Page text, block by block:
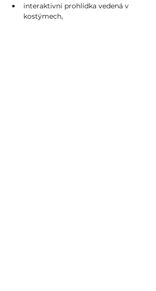
interaktivní prohlídka vedená v
kostýmech,